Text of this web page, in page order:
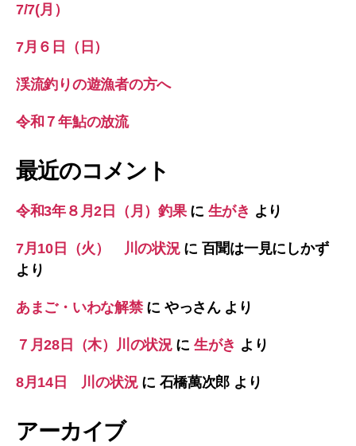
7/7(月）
7月６日（日）
渓流釣りの遊漁者の方へ
令和７年鮎の放流
最近のコメント
令和3年８月2日（月）釣果に 生がき より
7月10日（火） 川の状況に 百聞は一見にしかず
より
あまご・いわな解禁に やっさんより
７月28日（木）川の状況に 生がき より
8月14日 川の状況に 石橋萬次郎 より
アーカイブ